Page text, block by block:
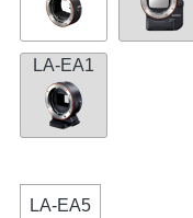
LA-EA1
LA-EA5